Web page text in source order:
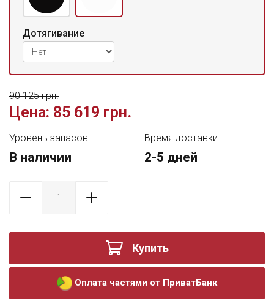
Дотягивание
Цена: 85 619 грн.
90 125 грн.
Уровень запасов:
В наличии
Время доставки:
2-5 дней
Купить
Оплата частями от ПриватБанк